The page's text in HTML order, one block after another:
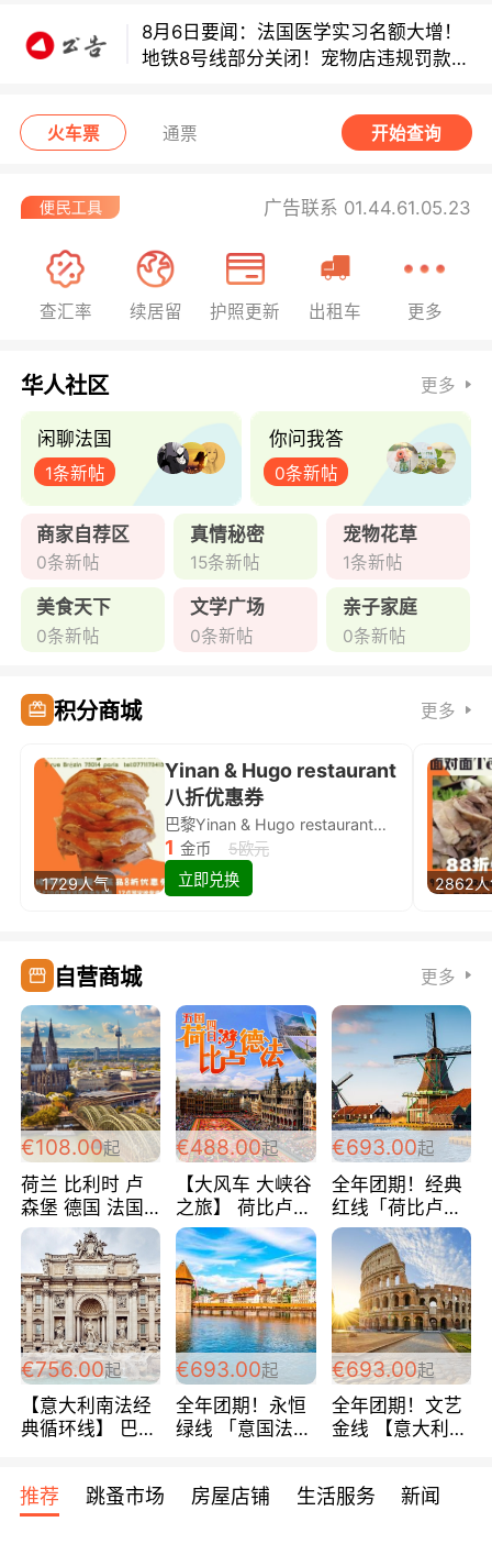
地铁8号线部分关闭！宠物店违规罚款出
炉！
火车票 通票 开始查询
广告联系 01.44.61.05.23
查汇率 续居留 护照更新 出租车 更多
华人社区 更多
闲聊法国
1条新帖
你问我答
0条新帖
商家自荐区
0条新帖
真情秘密
15条新帖
宠物花草
1条新帖
美食天下
0条新帖
文学广场
0条新帖
亲子家庭
0条新帖
积分商城 更多
1729人气
Yinan & Hugo restaurant
八折优惠券
巴黎Yinan & Hugo restaurant除简餐类全场8折
1 金币
5欧元
立即兑换
2862
自营商城 更多
€108.00起
荷兰 比利时 卢
森堡 德国 法国
超爽玩遍西欧 循
环线 全程四星宾
馆 108欧/人/天
€488.00起
【大风车 大峡谷
之旅】 荷比卢德
法 巴黎上下 经
典五国四日游
488欧/人
€693.00起
全年团期！经典
红线「荷比卢德
法」七天循环 五
国 仅售99欧/人/
天！巴黎上下！
包拼房~
€756.00起
【意大利南法经
典循环线】 巴黎
宾馆 108欧/天起
全程756欧/位
€693.00起
全年团期！永恒
绿线 「意国法
欧/天起 ~包拼房
€693.00起
全年团期！文艺
金线 【意大利一
每周铁发！
推荐 跳蚤市场 房屋店铺 生活服务 新闻